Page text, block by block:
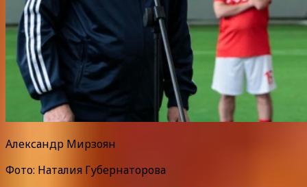
Александр Мирзоян
Фото: Наталия Губернаторова